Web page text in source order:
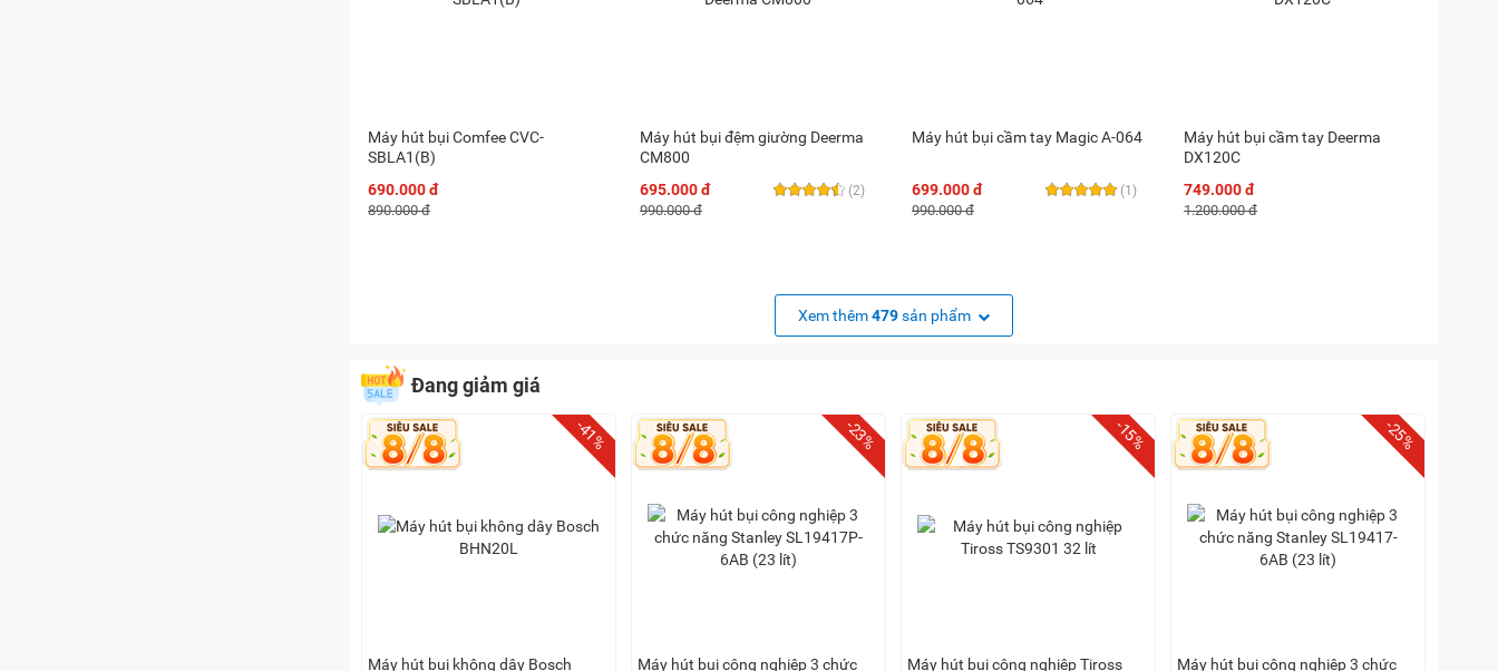
Máy hút bụi Comfee CVC-
SBLA1(B)
690.000 đ
890.000 đ
Máy hút bụi đệm giường Deerma
CM800
(2)
695.000 đ
990.000 đ
Máy hút bụi cầm tay Magic A-064
(1)
699.000 đ
990.000 đ
Máy hút bụi cầm tay Deerma
DX120C
749.000 đ
1.200.000 đ
Xem thêm479sản phẩm
Đang giảm giá
-41%
Máy hút bụi không dây Bosch
-23%
Máy hút bụi công nghiệp 3 chức
-15%
Máy hút bụi công nghiệp Tiross
-25%
Máy hút bụi công nghiệp 3 chức